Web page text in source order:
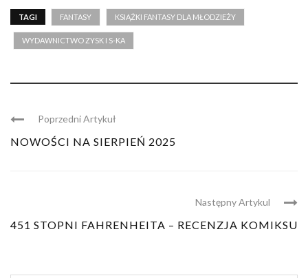
TAGI FANTASY KSIĄŻKI FANTASY DLA MŁODZIEŻY
WYDAWNICTWO ZYSK I S-KA
Poprzedni Artykuł
NOWOŚCI NA SIERPIEŃ 2025
Następny Artykul
451 STOPNI FAHRENHEITA – RECENZJA KOMIKSU